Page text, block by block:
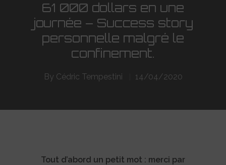
61 000 dollars en une
journée – Success story
personnelle malgré le
confinement.
By Cédric Tempestini 14/04/2020
Tout d’abord un petit mot : merci par